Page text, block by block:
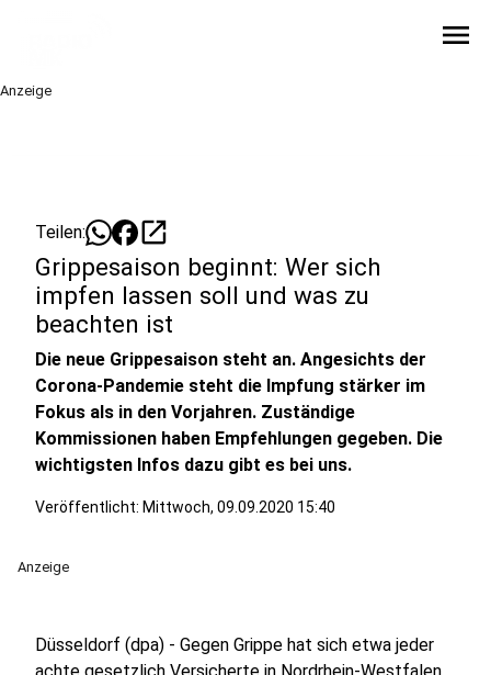
menu
Anzeige
Teilen: open_in_new
Grippesaison beginnt: Wer sich
impfen lassen soll und was zu
beachten ist
Die neue Grippesaison steht an. Angesichts der
Corona-Pandemie steht die Impfung stärker im
Fokus als in den Vorjahren. Zuständige
Kommissionen haben Empfehlungen gegeben. Die
wichtigsten Infos dazu gibt es bei uns.
Veröffentlicht: Mittwoch, 09.09.2020 15:40
Anzeige
Düsseldorf (dpa) - Gegen Grippe hat sich etwa jeder